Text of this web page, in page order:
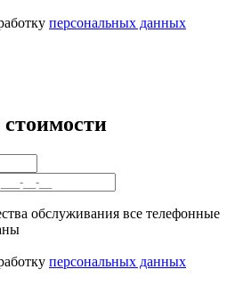
персональных данных
стоимости
обслуживания все телефонные
персональных данных